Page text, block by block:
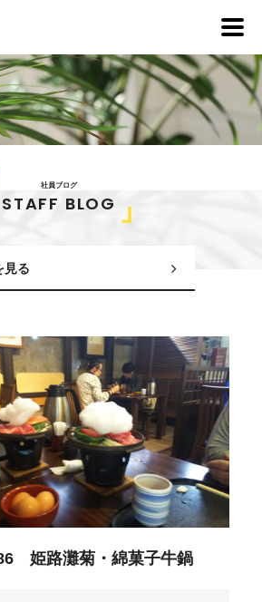
社員ブログ
STAFF BLOG
見る
姫路灘菊・綿菓子牛鍋